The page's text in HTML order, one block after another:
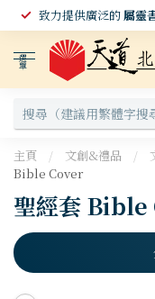
致力提供廣泛的屬靈
選
單
主頁 / 文創&禮品 /
Bible Cover
聖經套